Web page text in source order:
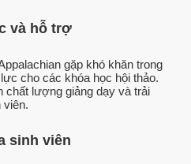
và hỗ trợ
gặp khó khăn trong
cho các khóa học hội thảo.
chất lượng giảng dạy và trải
viên.
sinh viên